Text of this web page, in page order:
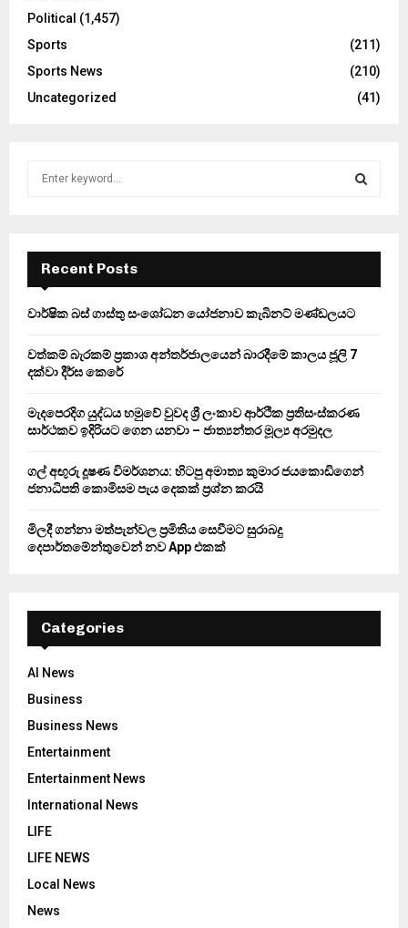
Political (1,457)
Sports
(211)
Sports News
(210)
Uncategorized
(41)
f
r
E
A
Recent Posts
වාර්ෂික බස් ගාස්තු සංශෝධන යෝජනාව කැබිනට් මණ්ඩලයට
වත්කම් බැරකම් ප්‍රකාශ අන්තර්ජාලයෙන් බාරදීමේ කාලය ජූලි 7
දක්වා දීර්ඝ කෙරේ
මැදපෙරදිග යුද්ධය හමුවේ වුවද ශ්‍රී ලංකාව ආර්ථික ප්‍රතිසංස්කරණ
සාර්ථකව ඉදිරියට ගෙන යනවා – ජාත්‍යන්තර මූල්‍ය අරමුදල
ගල් අඟුරු දූෂණ විමර්ශනය: හිටපු අමාත්‍ය කුමාර ජයකොඩිගෙන්
ජනාධිපති කොමිසම පැය දෙකක් ප්‍රශ්න කරයි
මිලදී ගන්නා මත්පැන්වල ප්‍රමිතිය සෙවීමට සුරාබදු
දෙපාර්තමේන්තුවෙන් නව App එකක්
Categories
AI News
Business
Business News
Entertainment
Entertainment News
International News
LIFE
LIFE NEWS
Local News
News